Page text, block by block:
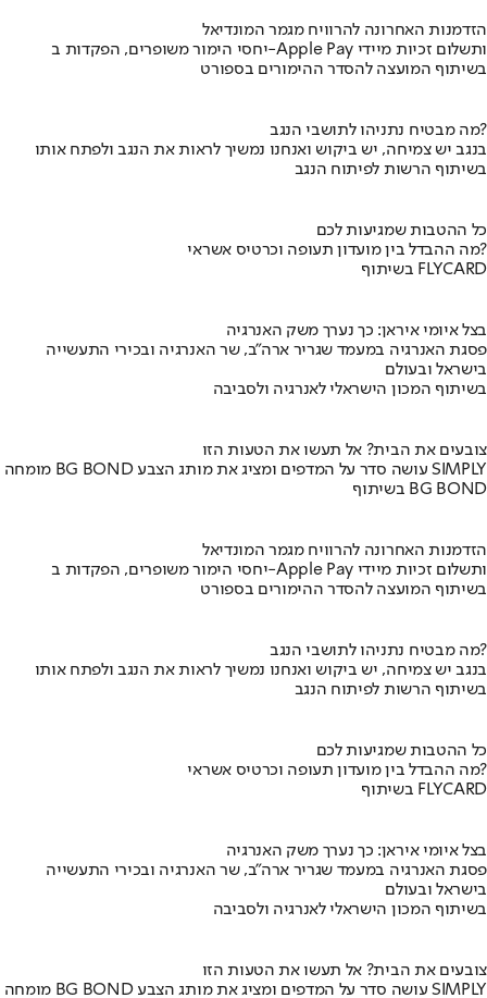
הזדמנות האחרונה להרוויח מגמר המונדיאל
יחסי הימור משופרים, הפקדות ב-Apple Pay ותשלום זכיות מיידי
בשיתוף המועצה להסדר ההימורים בספורט
מה מבטיח נתניהו לתושבי הנגב?
בנגב יש צמיחה, יש ביקוש ואנחנו נמשיך לראות את הנגב ולפתח אותו
בשיתוף הרשות לפיתוח הנגב
כל ההטבות שמגיעות לכם
מה ההבדל בין מועדון תעופה וכרטיס אשראי?
בשיתוף FLYCARD
בצל איומי איראן: כך נערך משק האנרגיה
פסגת האנרגיה במעמד שגריר ארה"ב, שר האנרגיה ובכירי התעשייה
בישראל ובעולם
בשיתוף המכון הישראלי לאנרגיה ולסביבה
צובעים את הבית? אל תעשו את הטעות הזו
מומחה BG BOND עושה סדר על המדפים ומציג את מותג הצבע SIMPLY
בשיתוף BG BOND
הזדמנות האחרונה להרוויח מגמר המונדיאל
יחסי הימור משופרים, הפקדות ב-Apple Pay ותשלום זכיות מיידי
בשיתוף המועצה להסדר ההימורים בספורט
מה מבטיח נתניהו לתושבי הנגב?
בנגב יש צמיחה, יש ביקוש ואנחנו נמשיך לראות את הנגב ולפתח אותו
בשיתוף הרשות לפיתוח הנגב
כל ההטבות שמגיעות לכם
מה ההבדל בין מועדון תעופה וכרטיס אשראי?
בשיתוף FLYCARD
בצל איומי איראן: כך נערך משק האנרגיה
פסגת האנרגיה במעמד שגריר ארה"ב, שר האנרגיה ובכירי התעשייה
בישראל ובעולם
בשיתוף המכון הישראלי לאנרגיה ולסביבה
צובעים את הבית? אל תעשו את הטעות הזו
מומחה BG BOND עושה סדר על המדפים ומציג את מותג הצבע SIMPLY